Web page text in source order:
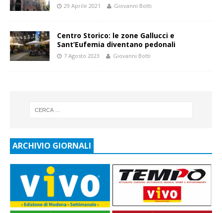
29 Aprile 2021 Giovanni Botti
Centro Storico: le zone Gallucci e
Sant’Eufemia diventano pedonali
7 Agosto 2023 Giovanni Botti
ARCHIVIO GIORNALI